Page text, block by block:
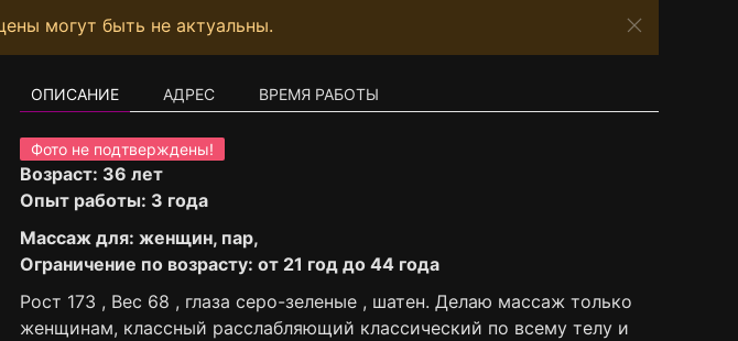
могут быть не актуальны.
ОПИСАНИЕ АДРЕС ВРЕМЯ РАБОТЫ
Фото не подтверждены!
Возраст: 36 лет
Опыт работы: 3 года
Массаж для: женщин, пар,
Ограничение по возрасту: от 21 год до 44 года
Рост 173 , Вес 68 , глаза серо-зеленые , шатен. Делаю массаж только
женщинам, классный расслабляющий классический по всему телу и